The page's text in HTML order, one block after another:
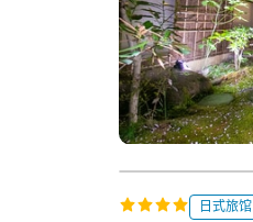
h
日式旅馆